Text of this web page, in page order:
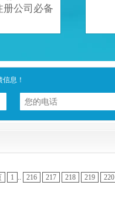
册公司必备
息！
1 .. 216 217 218 219 220